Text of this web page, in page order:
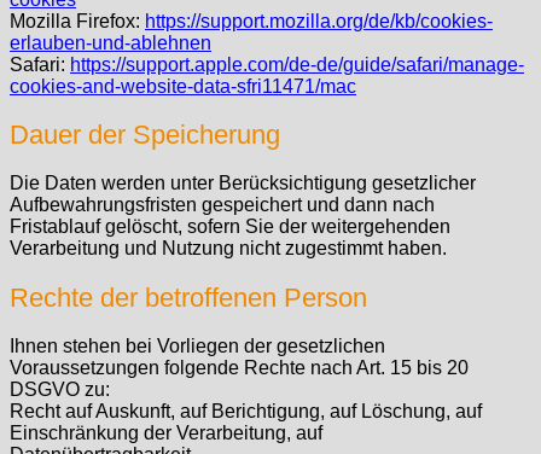
Mozilla Firefox: https://support.mozilla.org/de/kb/cookies-
erlauben-und-ablehnen
Safari: https://support.apple.com/de-de/guide/safari/manage-
cookies-and-website-data-sfri11471/mac
Dauer der Speicherung
Die Daten werden unter Berücksichtigung gesetzlicher
Aufbewahrungsfristen gespeichert und dann nach
Fristablauf gelöscht, sofern Sie der weitergehenden
Verarbeitung und Nutzung nicht zugestimmt haben.
Rechte der betroffenen Person
Ihnen stehen bei Vorliegen der gesetzlichen
Voraussetzungen folgende Rechte nach Art. 15 bis 20
DSGVO zu:
Recht auf Auskunft, auf Berichtigung, auf Löschung, auf
Einschränkung der Verarbeitung, auf